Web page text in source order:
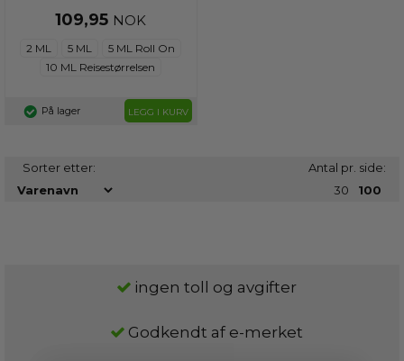
109,95 NOK
2 ML 5 ML
5 ML Roll On
10 ML Reisestørrelsen
På lager LEGG I KURV
Sorter etter:
Antal pr. side:
30
100
ingen toll og avgifter
Godkendt af e-merket